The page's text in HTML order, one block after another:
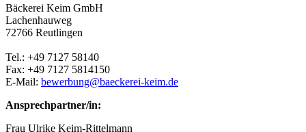
Bäckerei Keim GmbH
Lachenhauweg
72766 Reutlingen
Tel.: +49 7127 58140
Fax: +49 7127 5814150
E-Mail: bewerbung@baeckerei-keim.de
Ansprechpartner/in:
Frau Ulrike Keim-Rittelmann